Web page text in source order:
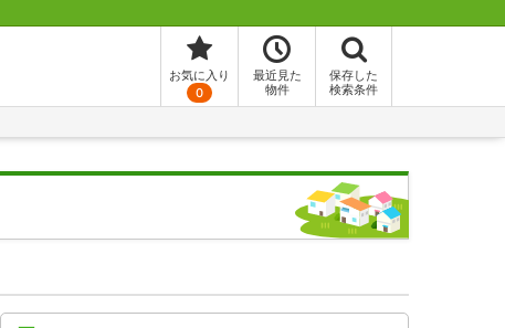
お気に入り
0
最近見た
物件
保存した
検索条件